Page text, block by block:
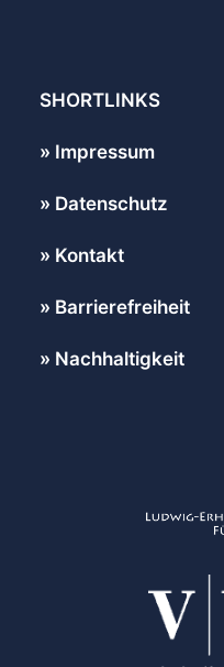
SHORTLINKS
Impressum
Datenschutz
Kontakt
Barrierefreiheit
Nachhaltigkeit